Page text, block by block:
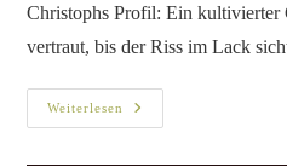
Christophs Profil: Ein kultivierter
vertraut, bis der Riss im Lack
Weiterlesen